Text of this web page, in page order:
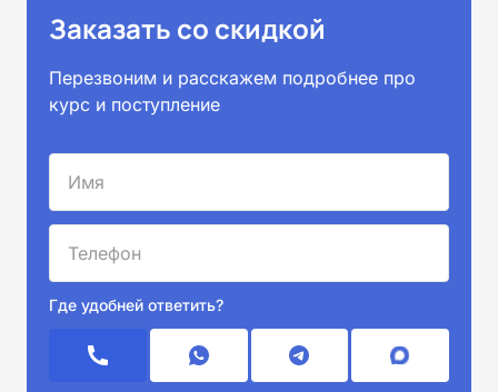
Заказать со скидкой
Перезвоним и расскажем подробнее про
курс и поступление
Где удобней ответить?